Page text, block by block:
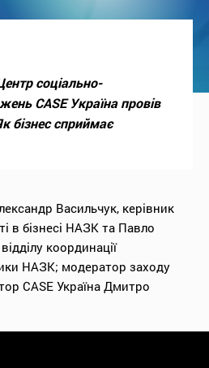
соціально-
CASE Україна провів
бізнес сприймає
Васильчук, керівник
в бізнесі НАЗК та Павло
координації
НАЗК; модератор заходу
CASE Україна Дмитро